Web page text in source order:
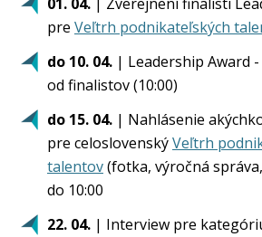
pre Veľtrh podnikateľských
do 10. 04. | Leadership Award
od finalistov (10:00)
do 15. 04. | Nahlásenie
pre celoslovenskýVeľtrh
talentov(fotka, výročná
do 10:00
22. 04. | Interview pre